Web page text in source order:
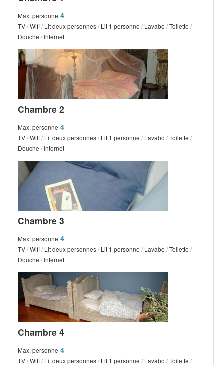
Max. personne 4
TV/Wifi/ Lit deux personnes/ Lit 1 personne / Lavabo /Toilette /
Douche / Internet
Chambre 2
Max. personne 4
TV/Wifi/ Lit deux personnes/ Lit 1 personne / Lavabo /Toilette /
Douche / Internet
Chambre 3
Max. personne 4
TV/Wifi/ Lit deux personnes/ Lit 1 personne / Lavabo /Toilette /
Douche / Internet
Chambre 4
Max. personne 4
TV/Wifi/ Lit deux personnes/ Lit 1 personne / Lavabo /Toilette /